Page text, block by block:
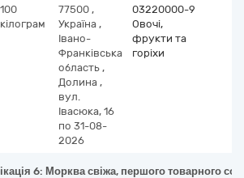
100
кілограм
77500 ,
Україна ,
Івано-
Франківська
область ,
Долина ,
вул.
Івасюка, 16
по 31-08-
2026
03220000-9
Овочі,
фрукти та
горіхи
6: Морква свіжа, першого товарного